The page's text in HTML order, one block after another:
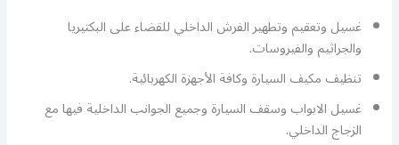
غسيل وتعقيم وتطهير الفرش الداخلي للقضاء على البكتيريا
والجراثيم والفيروسات.
تنظيف مكيف السيارة وكافة الأجهزة الكهربائية.
غسيل الابواب وسقف السيارة وجميع الجوانب الداخلية فيها مع
الزجاج الداخلي.